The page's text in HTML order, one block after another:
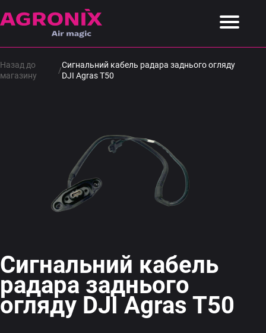
Назад до
магазину
/
Сигнальний кабель радара заднього огляду
DJI Agras T50
Сигнальний кабель
радара заднього
огляду DJI Agras T50